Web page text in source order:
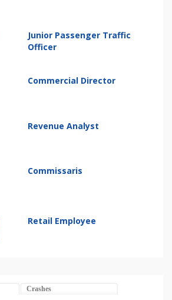
Junior Passenger Traffic
Officer
Commercial Director
Revenue Analyst
Commissaris
Retail Employee
Crashes